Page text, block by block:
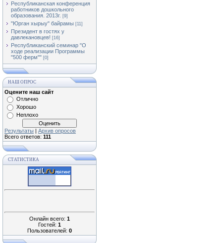
Республиканская конференция
работников дошкольного
образования. 2013г. [9]
"Юрган хырыу" байрамы [11]
Президент в гостях у
давлекановцев! [16]
Республиканский семинар "О
ходе реализации Программы
"500 ферм"" [0]
НАШ ОПРОС
Оцените наш сайт
Отлично
Хорошо
Неплохо
Результаты | Архив опросов
Всего ответов: 111
СТАТИСТИКА
Онлайн всего: 1
Гостей: 1
Пользователей: 0